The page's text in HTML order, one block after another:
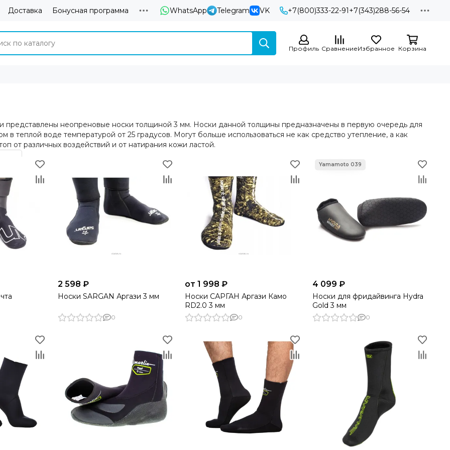
Доставка Бонусная программа WhatsApp Telegram VK +7(800)333-22-91+7(343)288-56-54
Профиль СравнениеИзбранное Корзина
представлены неопреновые носки толщиной 3 мм. Носки данной толщины предназначены в первую очередь для
в теплой воде температурой от 25 градусов. Могут больше использоваться не как средство утепление, а как
от различных воздействий и от натирания кожи ластой.
2 598 ₽
Носки SARGAN Аргази 3 мм
0
от 1 998 ₽
Носки САРГАН Аргази Камо
RD2.0 3 мм
0
4 099 ₽
Носки для фридайвинга Hydra
Gold 3 мм
0